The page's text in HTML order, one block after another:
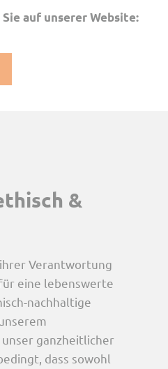
auf unserer Website:
&
Verantwortung
eine lebenswerte
nachhaltige
ganzheitlicher
dass sowohl